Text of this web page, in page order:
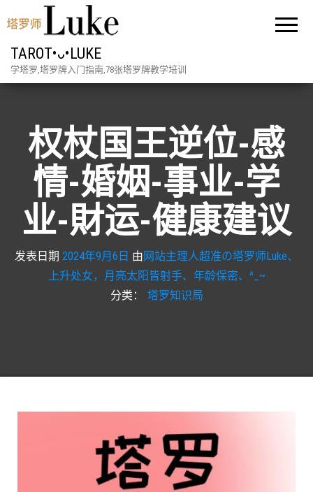
TAROT•ᴗ•LUKE
学塔罗,塔罗牌入门指南,78张塔罗牌教学培训
权杖国王逆位-感
情-婚姻-事业-学
业-財运-健康建议
发表日期 2024年9月6日 由网站主理人超准の塔罗师Luke、
上升处女，月亮太阳皆射手、年龄保密、^_~
分类：
塔罗知识局